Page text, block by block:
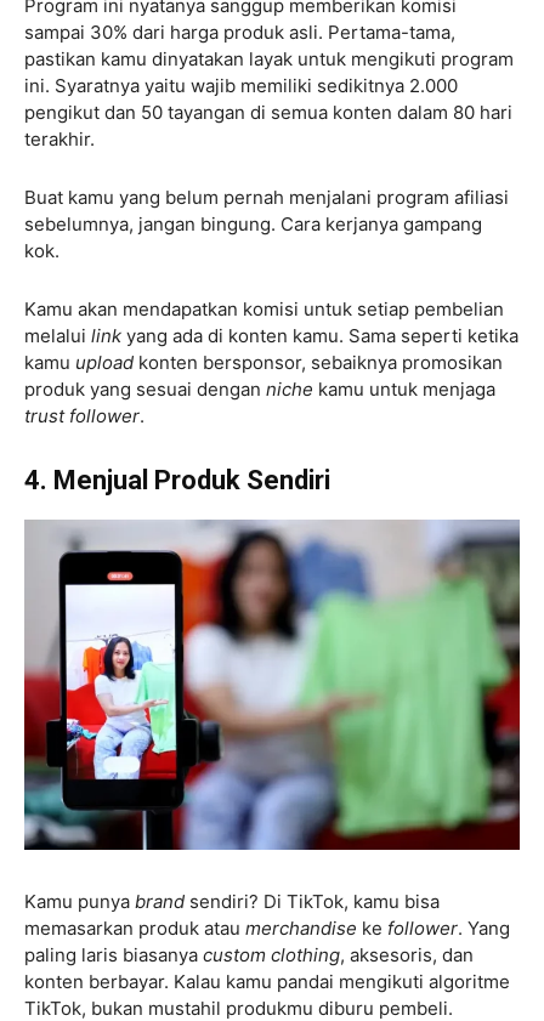
Program ini nyatanya sanggup memberikan komisi
sampai 30% dari harga produk asli. Pertama-tama,
pastikan kamu dinyatakan layak untuk mengikuti program
ini. Syaratnya yaitu wajib memiliki sedikitnya 2.000
pengikut dan 50 tayangan di semua konten dalam 80 hari
terakhir.
Buat kamu yang belum pernah menjalani program afiliasi
sebelumnya, jangan bingung. Cara kerjanya gampang
kok.
Kamu akan mendapatkan komisi untuk setiap pembelian
melalui link yang ada di konten kamu. Sama seperti ketika
kamu upload konten bersponsor, sebaiknya promosikan
produk yang sesuai dengan niche kamu untuk menjaga
trust follower.
4. Menjual Produk Sendiri
Kamu punya brand sendiri? Di TikTok, kamu bisa
memasarkan produk atau merchandise ke follower. Yang
paling laris biasanya custom clothing, aksesoris, dan
konten berbayar. Kalau kamu pandai mengikuti algoritme
TikTok, bukan mustahil produkmu diburu pembeli.